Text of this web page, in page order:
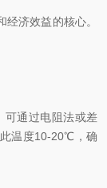
济效益的核心。
通过电阻法或差
温度10-20℃，确